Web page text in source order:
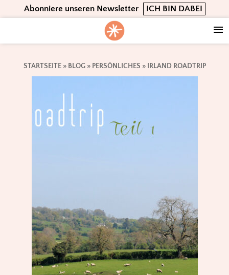
to
navigation
to
content
to
Abonniere unseren Newsletter ICH BIN DABEI
STARTSEITE» BLOG» PERSÖNLICHES » IRLAND ROADTRIP